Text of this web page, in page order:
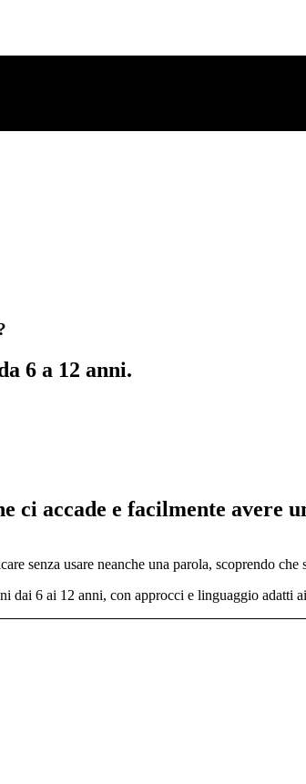
6 a 12 anni.
ci accade e facilmente avere
senza usare neanche una parola, scoprendo che
6 ai 12 anni, con approcci e linguaggio adatti